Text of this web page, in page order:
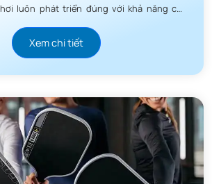
luôn phát triển đúng với khả năng của
Xem chi tiết